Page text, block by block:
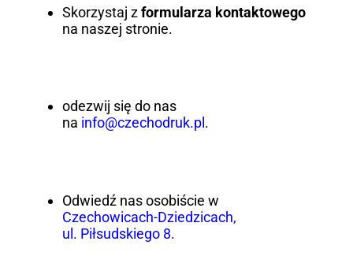
Skorzystaj zformularza kontaktowego
na naszej stronie.
odezwij się do nas
na info@czechodruk.pl .
Odwiedź nas osobiście w
Czechowicach-Dziedzicach,
ul. Piłsudskiego 8.